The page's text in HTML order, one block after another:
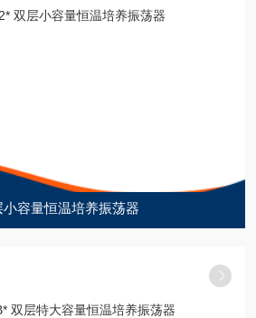
小容量恒温培养振荡器